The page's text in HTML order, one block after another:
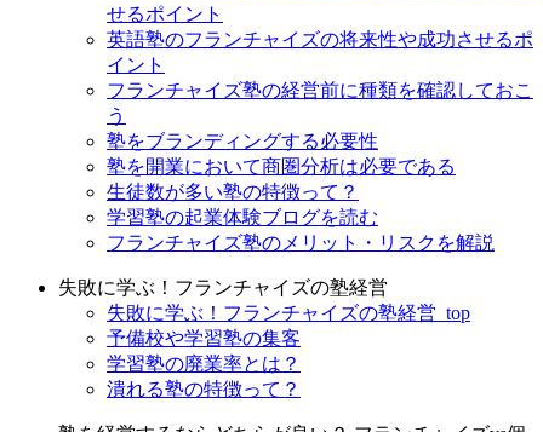
せるポイント
英語塾のフランチャイズの将来性や成功させるポ
イント
フランチャイズ塾の経営前に種類を確認しておこ
う
塾をブランディングする必要性
塾を開業において商圏分析は必要である
生徒数が多い塾の特徴って？
学習塾の起業体験ブログを読む
フランチャイズ塾のメリット・リスクを解説
失敗に学ぶ！フランチャイズの塾経営
失敗に学ぶ！フランチャイズの塾経営_top
予備校や学習塾の集客
学習塾の廃業率とは？
潰れる塾の特徴って？